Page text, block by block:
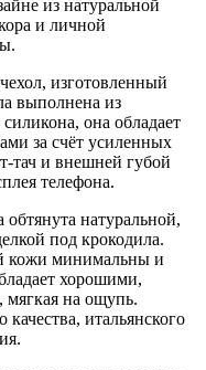
из натуральной
и личной
изготовленный
выполнена из
она обладает
за счёт усиленных
тач и внешней губой
телефона.
обтянута натуральной,
под крокодила.
кожи минимальны и
хорошими,
мягкая на ощупь.
итальянского